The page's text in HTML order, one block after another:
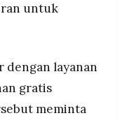
untuk
dengan layanan
gratis
meminta